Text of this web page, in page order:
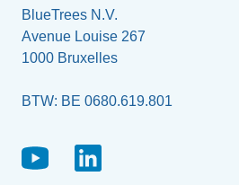
BlueTrees N.V.
Avenue Louise 267
1000 Bruxelles
BTW: BE 0680.619.801